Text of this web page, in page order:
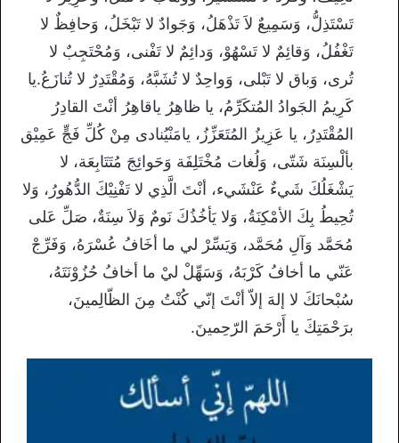
تَسْتَذِلُّ، وَسَمِيعٌ لاَ تَذْهَلُ، وَجَوادٌ لا تَبْخَلُ، وَحافِظٌ لا
تَغْفُلُ، وَقائِمٌ لا تَسْهُوْ، وَدائِمٌ لا تَفْنى، وَمُحْتَجِبٌ لا
تُرى، وَباق لا تَبْلى، وَواحِدٌ لا تُشَبَّهُ، وَمُقْتَدِرٌ لا تُنازَعُ.يا
كَرِيمُ الجَوادُ المُتكَرِّمُ، يا ظاهِرُ ياقاهِرُ أنْتَ القادِرُ
المُقْتَدِرُ، يا عَزِيزُ المُتَعَزِّزُ، يامَنْيُنادى مِنْ كُلِّ فَجٍّ عَمِيْق
بألْسِنَة شَتّى، وَلُغات مُخْتَلِفَة وَحَوائِجَ مُتَتَابِعَة، لا
يَشْغَلُكَ شَيءٌ عَنْشَيء، أنْتَ الَّذِي لا تَفْنِيْكَ الدُّهُورُ، وَلا
تُحِيطُ بِكَ الأمْكِنَةُ، وَلا يَأخُذُكَ نَومٌ وَلاَ سِنَةٌ، صَلِّ عَلى
مُحَمَّد وَآلِ مُحَمَّد، وَيَسِّرْ لي ما أخَافُ عُسْرَهُ، وَفَرِّجْ
عَنّي ما أخافُ كَرْبَهُ، وَسَهِّلْ ليْ ما أخافُ حُزُوْنَتَهُ،
سُبْحانَكَ لا إلهَ إلاّ أنْتَ إنّي كُنْتُ مِنَ الظّالِمينَ،
برَحْمَتِكَ يا أَرْحَمَ الرّحِمينَ.